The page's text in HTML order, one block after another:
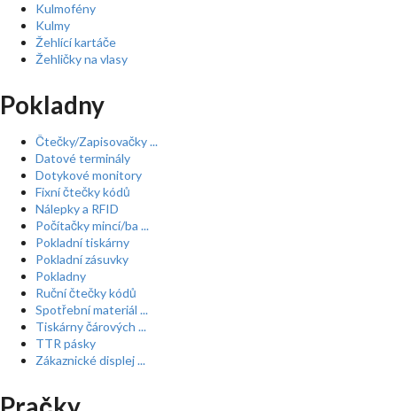
Kulmofény
Kulmy
Žehlící kartáče
Žehličky na vlasy
Pokladny
Čtečky/Zapisovačky ...
Datové terminály
Dotykové monitory
Fixní čtečky kódů
Nálepky a RFID
Počítačky mincí/ba ...
Pokladní tiskárny
Pokladní zásuvky
Pokladny
Ruční čtečky kódů
Spotřební materiál ...
Tiskárny čárových ...
TTR pásky
Zákaznické displej ...